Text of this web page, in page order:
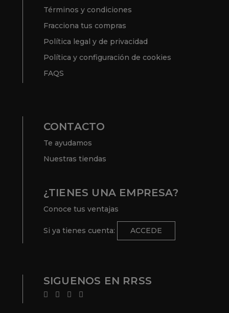
Términos y condiciones
Fracciona tus compras
Política legal y de privacidad
Política y configuración de cookies
FAQS
CONTACTO
Te ayudamos
Nuestras tiendas
¿TIENES UNA EMPRESA?
Conoce tus ventajas
Si ya tienes cuenta: ACCEDE
SIGUENOS EN RRSS